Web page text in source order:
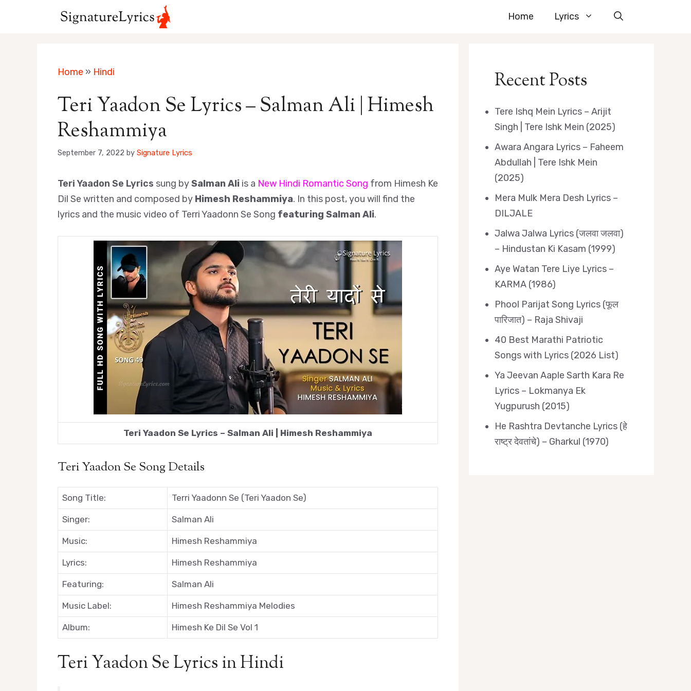
Home Lyrics
Home » Hindi
Teri Yaadon Se Lyrics – Salman Ali | Himesh
Reshammiya
September 7, 2022 by Signature Lyrics
Teri Yaadon Se Lyrics sung bySalman Ali is a New Hindi Romantic Song from Himesh Ke
Dil Se written and composed by Himesh Reshammiya. In this post, you will find the
lyrics and the music video of Terri Yaadonn Se Song featuring Salman Ali.
Teri Yaadon Se Lyrics – Salman Ali | Himesh Reshammiya
Teri Yaadon Se Song Details
Song Title: Terri Yaadonn Se (Teri Yaadon Se)
Singer: Salman Ali
Music: Himesh Reshammiya
Lyrics: Himesh Reshammiya
Featuring: Salman Ali
Music Label: Himesh Reshammiya Melodies
Album: Himesh Ke Dil Se Vol 1
Teri Yaadon Se Lyrics in Hindi
Recent Posts
Tere Ishq Mein Lyrics – Arijit
Singh | Tere Ishk Mein (2025)
Awara Angara Lyrics – Faheem
Abdullah | Tere Ishk Mein
(2025)
Mera Mulk Mera Desh Lyrics –
DILJALE
Jalwa Jalwa Lyrics (जलवा जलवा)
– Hindustan Ki Kasam (1999)
Aye Watan Tere Liye Lyrics –
KARMA (1986)
Phool Parijat Song Lyrics (फूल
पारिजात) – Raja Shivaji
40 Best Marathi Patriotic
Songs with Lyrics (2026 List)
Ya Jeevan Aaple Sarth Kara Re
Lyrics – Lokmanya Ek
Yugpurush (2015)
He Rashtra Devtanche Lyrics (हे
राष्ट्र देवतांचे) – Gharkul (1970)